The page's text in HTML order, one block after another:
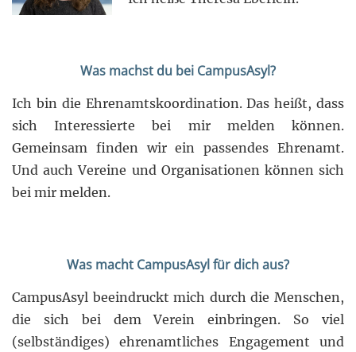
Was machst du bei CampusAsyl?
Ich bin die Ehrenamtskoordination. Das heißt, dass
sich Interessierte bei mir melden können.
Gemeinsam finden wir ein passendes Ehrenamt.
Und auch Vereine und Organisationen können sich
bei mir melden.
Was macht CampusAsyl für dich aus?
CampusAsyl beeindruckt mich durch die Menschen,
die sich bei dem Verein einbringen. So viel
(selbständiges) ehrenamtliches Engagement und